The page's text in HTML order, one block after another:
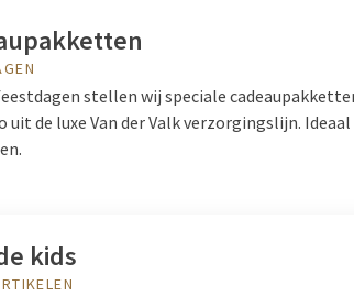
stellen wij speciale
uit de luxe Van der Valk verzorgingslijn.
kids